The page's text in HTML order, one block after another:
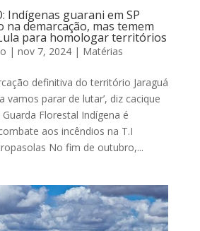
Indígenas guarani em SP
na demarcação, mas temem
para homologar territórios
| nov 7, 2024| Matérias
definitiva do território Jaraguá
vamos parar de lutar’, diz cacique
Florestal Indígena é
aos incêndios na T.I
No fim de outubro,...